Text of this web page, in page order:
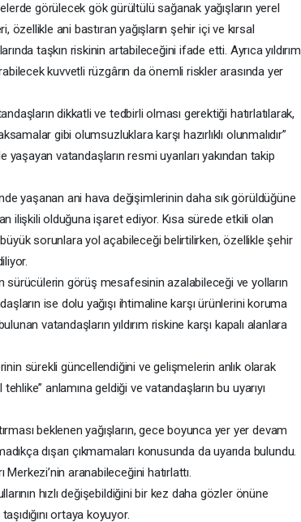
görülecek gök gürültülü sağanak yağışların yerel
özellikle ani bastıran yağışların şehir içi ve kırsal
taşkın riskinin artabileceğini ifade etti. Ayrıca yıldırım
kuvvetli rüzgârın da önemli riskler arasında yer
dikkatli ve tedbirli olması gerektiği hatırlatılarak,
gibi olumsuzluklara karşı hazırlıklı olunmalıdır”
vatandaşların resmi uyarıları yakından takip
yaşanan ani hava değişimlerinin daha sık görüldüğüne
ilişkili olduğuna işaret ediyor. Kısa sürede etkili olan
sorunlara yol açabileceği belirtilirken, özellikle şehir
sürücülerin görüş mesafesinin azalabileceği ve yolların
ise dolu yağışı ihtimaline karşı ürünlerini koruma
vatandaşların yıldırım riskine karşı kapalı alanlara
sürekli güncellendiğini ve gelişmelerin anlık olarak
anlamına geldiği ve vatandaşların bu uyarıyı
beklenen yağışların, gece boyunca yer yer devam
dışarı çıkmamaları konusunda da uyarıda bulundu.
aranabileceğini hatırlattı.
hızlı değişebildiğini bir kez daha gözler önüne
ortaya koyuyor.